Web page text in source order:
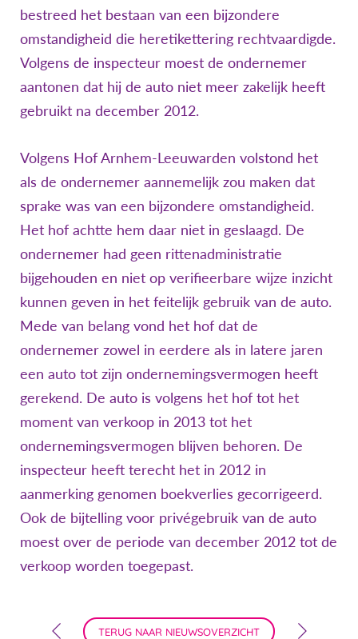
bestreed het bestaan van een bijzondere
omstandigheid die heretikettering rechtvaardigde.
Volgens de inspecteur moest de ondernemer
aantonen dat hij de auto niet meer zakelijk heeft
gebruikt na december 2012.
Volgens Hof Arnhem-Leeuwarden volstond het
als de ondernemer aannemelijk zou maken dat
sprake was van een bijzondere omstandigheid.
Het hof achtte hem daar niet in geslaagd. De
ondernemer had geen rittenadministratie
bijgehouden en niet op verifieerbare wijze inzicht
kunnen geven in het feitelijk gebruik van de auto.
Mede van belang vond het hof dat de
ondernemer zowel in eerdere als in latere jaren
een auto tot zijn ondernemingsvermogen heeft
gerekend. De auto is volgens het hof tot het
moment van verkoop in 2013 tot het
ondernemingsvermogen blijven behoren. De
inspecteur heeft terecht het in 2012 in
aanmerking genomen boekverlies gecorrigeerd.
Ook de bijtelling voor privégebruik van de auto
moest over de periode van december 2012 tot de
verkoop worden toegepast.
TERUG NAAR NIEUWSOVERZICHT